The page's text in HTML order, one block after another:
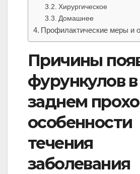
Хирургическое
Домашнее
Профилактические меры и
Причины
фурункулов в
заднем
особенности
течения
заболевания